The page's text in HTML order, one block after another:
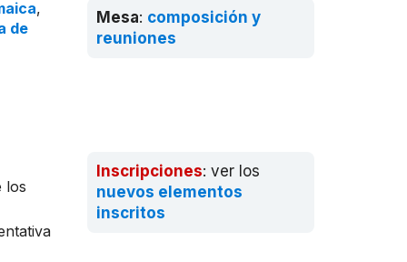
Mesa: composición y
reuniones
,
de
Inscripciones: ver los
nuevos elementos
inscritos
los